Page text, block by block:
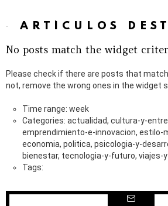
ARTÍCULOS
No posts match the widget
Please check if there are posts that
not, remove the wrong ones in the widget
Time range: week
Categories: actualidad, cultura-y-
emprendimiento-e-innovacion, estilo-
economia, politica, psicologia-y-
bienestar, tecnologia-y-futuro, viajes-
Tags: